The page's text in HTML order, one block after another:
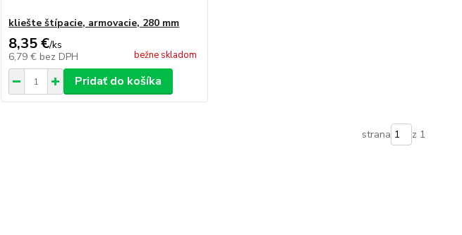
kliešte štípacie, armovacie, 280 mm
8,35 €/ks
6,79 € bez DPH bežne skladom
Pridať do košíka
strana z 1